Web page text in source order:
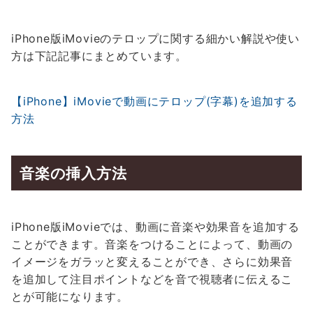
iPhone版iMovieのテロップに関する細かい解説や使い
方は下記記事にまとめています。
【iPhone】iMovieで動画にテロップ(字幕)を追加する
方法
音楽の挿入方法
iPhone版iMovieでは、動画に音楽や効果音を追加する
ことができます。音楽をつけることによって、動画の
イメージをガラッと変えることができ、さらに効果音
を追加して注目ポイントなどを音で視聴者に伝えるこ
とが可能になります。